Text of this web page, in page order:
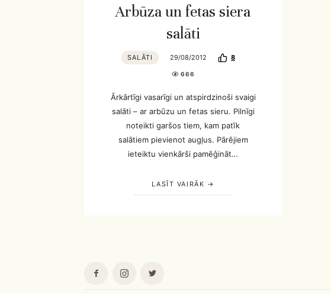
Arbūza un fetas siera
salāti
SALĀTI 29/08/2012 8
666
Ārkārtīgi vasarīgi un atspirdzinoši svaigi
salāti – ar arbūzu un fetas sieru. Pilnīgi
noteikti garšos tiem, kam patīk
salātiem pievienot augļus. Pārējiem
ieteiktu vienkārši pamēģināt…
LASĪT VAIRĀK